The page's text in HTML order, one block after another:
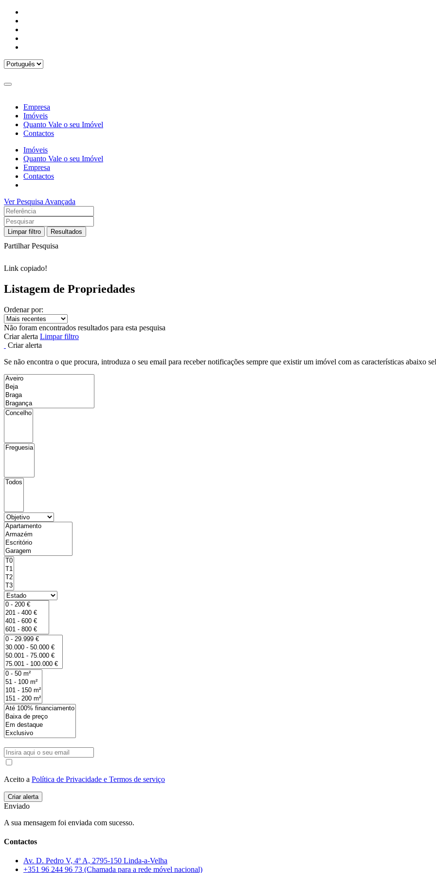
Empresa
Imóveis
Quanto Vale o seu Imóvel
Contactos
Imóveis
Quanto Vale o seu Imóvel
Empresa
Contactos
Ver Pesquisa Avançada
Limpar filtro Resultados
Partilhar Pesquisa
Link copiado!
Listagem de Propriedades
Ordenar por:
Não foram encontrados resultados para esta pesquisa
Criar alerta Limpar filtro
Criar alerta
Se não encontra o que procura, introduza o seu email para receber notificações sempre que existir um imóvel com as características abaixo
Aceito a Política de Privacidade e Termos de serviço
Enviado
A sua mensagem foi enviada com sucesso.
Contactos
Av. D. Pedro V, 4º A, 2795-150 Linda-a-Velha
+351 96 244 96 73 (Chamada para a rede móvel nacional)